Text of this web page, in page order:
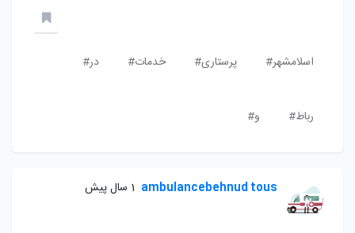
اسلامشهر# پرستاری# خدمات# در#
رباط# و#
ambulancebehnud tous 1 سال پیش